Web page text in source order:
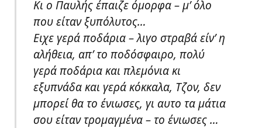
Κι ο Παυλής έπαιζε όμορφα – μ’ όλο
που είταν ξυπόλυτος…
Ειχε γερά ποδάρια – λιγο στραβά είν’ η
αλήθεια, απ’ το ποδόσφαιρο, πολύ
γερά ποδάρια και πλεμόνια κι
εξυπνάδα και γερά κόκκαλα, Τζον, δεν
μπορεί θα το ένιωσες, γι αυτο τα μάτια
σου είταν τρομαγμένα – το ένιωσες …